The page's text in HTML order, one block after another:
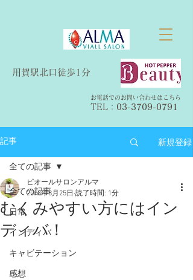
​用賀駅北口徒歩1分
お電話でのお問い合わせはこちら
TEL：​ 03-3709-0791
記事 新規登録
全ての記事
日常
インディバ
キャビテーション
感想
全ての記事
むくみやすい方にはイン
ディバ！
ビオールサロンアルマ
2018年8月25日 読了時間: 1分